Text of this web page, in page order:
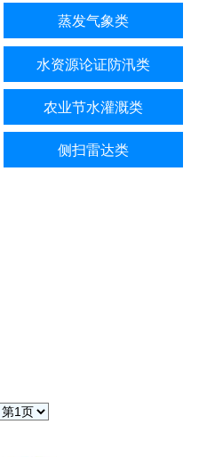
蒸发气象类
水资源论证防汛类
农业节水灌溉类
侧扫雷达类